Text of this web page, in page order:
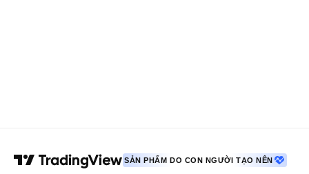
SẢN PHẨM DO CON NGƯỜI TẠO NÊN